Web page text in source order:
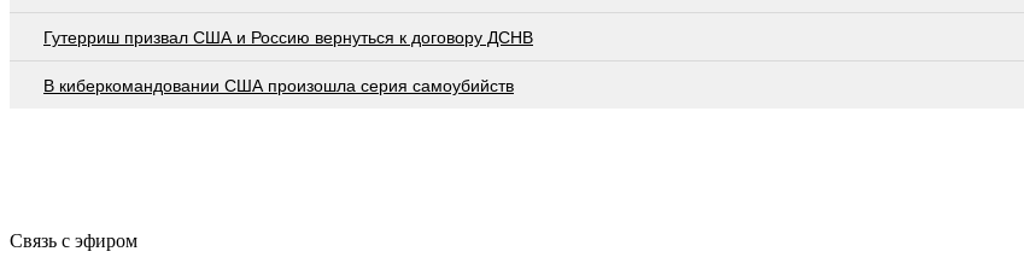
Гутерриш призвал США и Россию вернуться к договору ДСНВ
В киберкомандовании США произошла серия самоубийств
Связь с эфиром